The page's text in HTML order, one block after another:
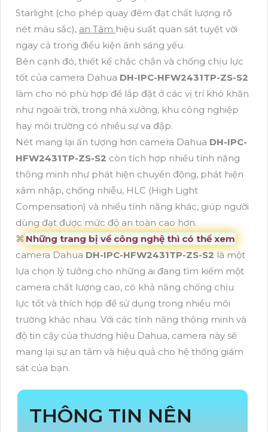
Starlight (cho phép quay đêm đạt chất lượng rõ
nét màu sắc), an Tâm hiệu suất quan sát tuyệt vời
ngay cả trong điều kiện ánh sáng yếu.
Bên cạnh đó, thiết kế chắc chắn và chống chịu lực
tốt của camera Dahua DH-IPC-HFW2431TP-ZS-S2
làm cho nó phù hợp để lắp đặt ở các vị trí khó khăn
như ngoài trời, trong nhà xưởng, khu công nghiệp
hay môi trường có nhiều sự va đập.
Nét mang lại ấn tượng hơn camera Dahua DH-IPC-
HFW2431TP-ZS-S2 còn tích hợp nhiều tính năng
thông minh như phát hiện chuyển động, phát hiện
xâm nhập, chống nhiễu, HLC (High Light
Compensation) và nhiều tính năng khác, giúp người
dùng đạt được mức độ an toàn cao hơn.
⌘ Những trang bị về công nghệ thì có thể xem
camera DahuaDH-IPC-HFW2431TP-ZS-S2là một
lựa chọn lý tưởng cho những ai đang tìm kiếm một
camera chất lượng cao, có khả năng chống chịu
lực tốt và thích hợp để sử dụng trong nhiều môi
trường khác nhau. Với các tính năng thông minh và
độ tin cậy của thương hiệu Dahua, camera này sẽ
mang lại sự an tâm và hiệu quả cho hệ thống giám
sát của bạn.
THÔNG TIN NÊN